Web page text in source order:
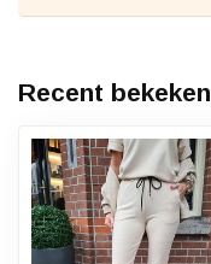
Recent bekeken